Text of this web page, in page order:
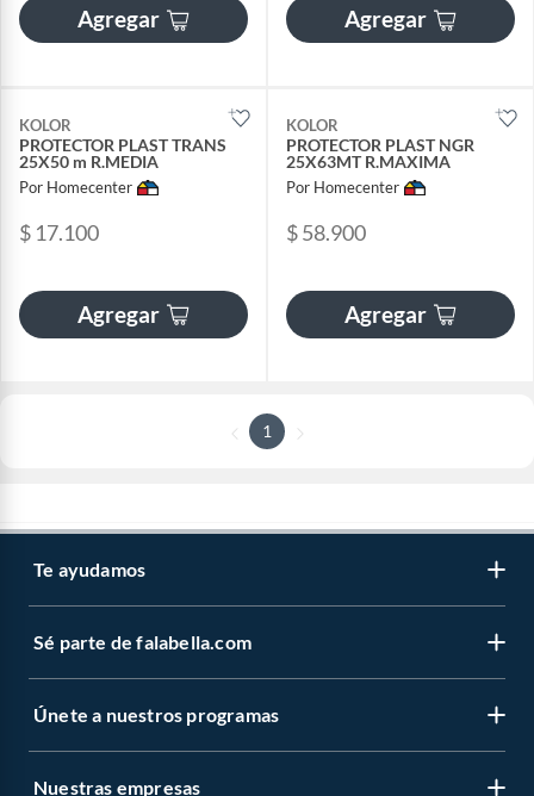
Agregar Agregar
KOLOR
PROTECTOR PLAST TRANS
25X50 m R.MEDIA
Por Homecenter
$ 17.100
Agregar
KOLOR
PROTECTOR PLAST NGR
25X63MT R.MAXIMA
Por Homecenter
$ 58.900
Agregar
1
Te ayudamos
Sé parte de falabella.com
Únete a nuestros programas
Nuestras empresas